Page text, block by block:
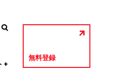
+
無料登録